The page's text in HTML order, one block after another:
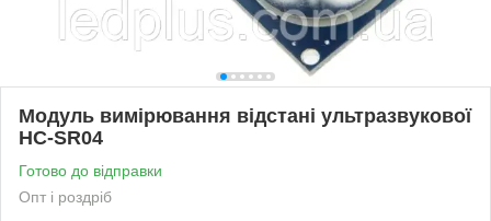
Модуль вимірювання відстані ультразвукової
HC-SR04
Готово до відправки
Опт і роздріб